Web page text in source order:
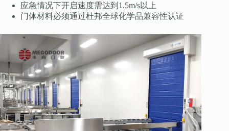
应急情况下开启速度需达到1.5m/s以上
门体材料必须通过杜邦全球化学品兼容性认证